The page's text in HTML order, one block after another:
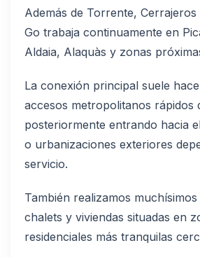
Además de Torrente, Cerrajeros
Go trabaja continuamente en
Aldaia, Alaquàs y zonas
La conexión principal suele
accesos metropolitanos rápidos
posteriormente entrando hacia
o urbanizaciones exteriores
servicio.
También realizamos
chalets y viviendas situadas en
residenciales más tranquilas